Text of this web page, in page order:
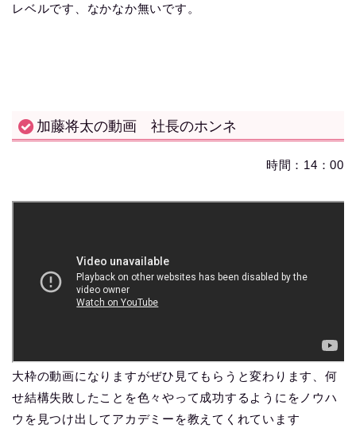
レベルです、なかなか無いです。
加藤将太の動画 社長のホンネ
時間：14：00
大枠の動画になりますがぜひ見てもらうと変わります、何
せ結構失敗したことを色々やって成功するようにをノウハ
ウを見つけ出してアカデミーを教えてくれています